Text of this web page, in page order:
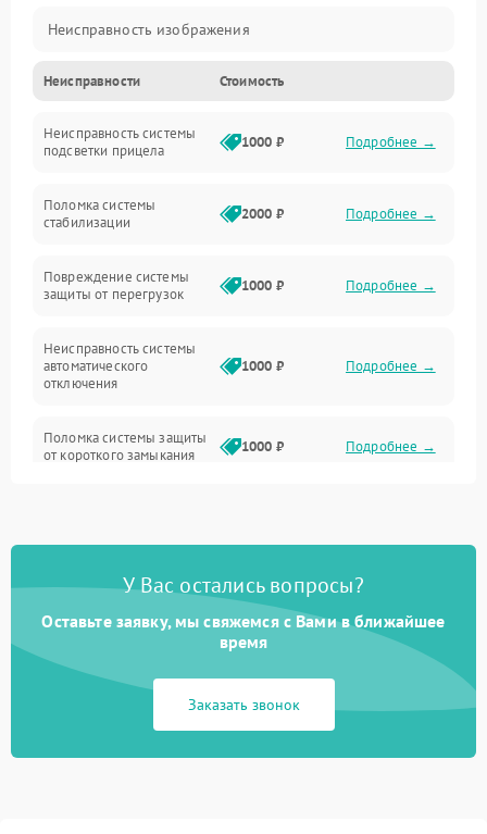
Неисправность изображения
Механические повреждения
Неисправность фокусировки и оптики
Электропитание
Механика
Корпус/Герметичность
Неисправности Стоимость
Неисправность системы
подсветки прицела
1000 ₽ Подробнее →
Поломка системы
стабилизации
2000 ₽ Подробнее →
Повреждение системы
защиты от перегрузок
1000 ₽ Подробнее →
Неисправность системы
автоматического
отключения
1000 ₽ Подробнее →
Поломка системы защиты
от короткого замыкания
1000 ₽ Подробнее →
Неисправность системы
перенапряжения
1000 ₽ Подробнее →
Неисправность системы
защиты от замыкания
1000 ₽
защиты от перегрева
У Вас остались вопросы?
Оставьте заявку, мы свяжемся с Вами в ближайшее
время
Заказать звонок